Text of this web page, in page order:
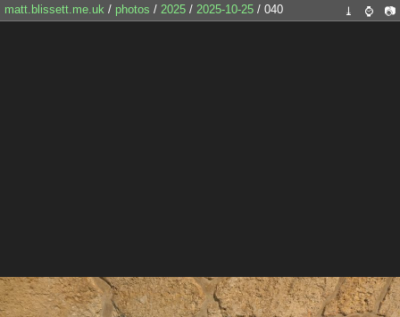
matt.blissett.me.uk / photos / 2025 / 2025-10-25 / 040 ⤓ ⌚ 📷